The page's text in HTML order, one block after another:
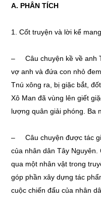
A. PHÂN TÍCH
1. Cốt truyện và lời kể
– Câu chuyện kề về anh
vợ anh và đứa con nhỏ
Tnú xông ra, bị giặc bắt,
Xô Man đã vùng lên giết
lượng quân giải phóng. Ba
– Câu chuyện được tác
của nhân dân Tây
qua một nhân vật trong
góp phần xây dựng tác
cuộc chiến đấu của nhân